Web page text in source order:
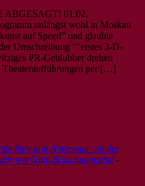
01.02.
unlängst wohl in Moskau
auf Speed” und glaubte
Umschreibung “”erstes 3-D-
PR-Geblubber drehen
Theateraufführungen per […]
und Abenteuer mit der
von Nino Ketschagmadse -